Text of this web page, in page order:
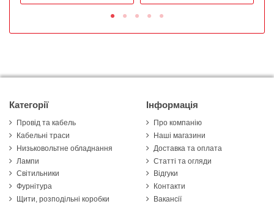
Категорії
Провід та кабель
Кабельні траси
Низьковольтне обладнання
Лампи
Світильники
Фурнітура
Щити, розподільні коробки
Інформація
Про компанію
Наші магазини
Доставка та оплата
Статті та огляди
Відгуки
Контакти
Вакансії